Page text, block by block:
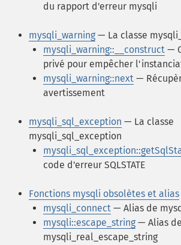
du rapport d'erreur mysqli
mysqli_warning — La classe
mysqli_warning::__construct —
privé pour empêcher
mysqli_warning::next —
avertissement
mysqli_sql_exception — La classe
mysqli_sql_exception
code d'erreur SQLSTATE
Fonctions mysqli obsolètes et alias
mysqli_connect — Alias de
mysqli::escape_string — Alias de
mysqli_real_escape_string